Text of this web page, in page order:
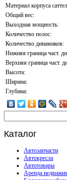
Материал корпуса
Общий вес:
Выходная мощность:
Количество полос:
Количество динамиков:
Нижняя граница част.
Верхняя граница част.
Высота:
Ширина:
Глубина:
Каталог
Автозапчасти
Автокресла
Автотовары
Аренда